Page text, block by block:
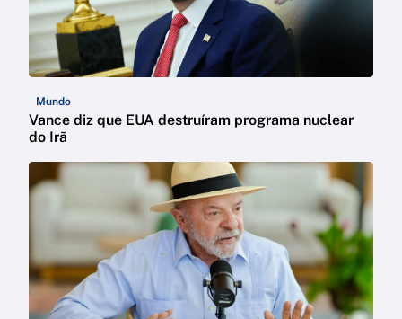
Mundo
Vance diz que EUA destruíram programa nuclear
do Irã